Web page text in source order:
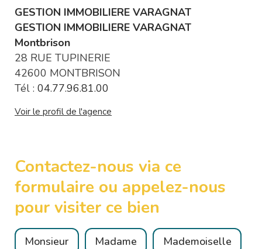
GESTION IMMOBILIERE VARAGNAT
GESTION IMMOBILIERE VARAGNAT
Montbrison
28 RUE TUPINERIE
42600 MONTBRISON
Tél : 04.77.96.81.00
Voir le profil de l'agence
Contactez-nous via ce
formulaire ou appelez-nous
pour visiter ce bien
Civilité :
Monsieur Madame
Mademoiselle